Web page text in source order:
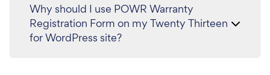
Why should I use POWR Warranty
Registration Form on my Twenty Thirteen
for WordPress site?